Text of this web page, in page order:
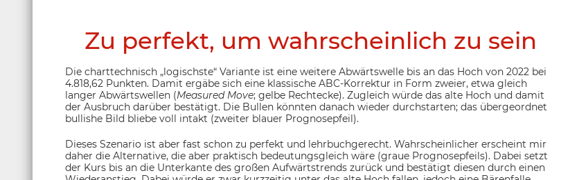
Zu perfekt, um wahrscheinlich zu sein
Die charttechnisch „logischste“ Variante ist eine weitere Abwärtswelle bis an das Hoch von 2022 bei
4.818,62 Punkten. Damit ergäbe sich eine klassische ABC-Korrektur in Form zweier, etwa gleich
langer Abwärtswellen (Measured Move; gelbe Rechtecke). Zugleich würde das alte Hoch und damit
der Ausbruch darüber bestätigt. Die Bullen könnten danach wieder durchstarten; das übergeordnet
bullishe Bild bliebe voll intakt (zweiter blauer Prognosepfeil).
Dieses Szenario ist aber fast schon zu perfekt und lehrbuchgerecht. Wahrscheinlicher erscheint mir
daher die Alternative, die aber praktisch bedeutungsgleich wäre (graue Prognosepfeils). Dabei setzt
der Kurs bis an die Unterkante des großen Aufwärtstrends zurück und bestätigt diesen durch einen